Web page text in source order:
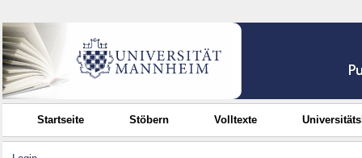
Startseite Stöbern Volltexte